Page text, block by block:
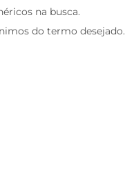
na busca.
do termo desejado.